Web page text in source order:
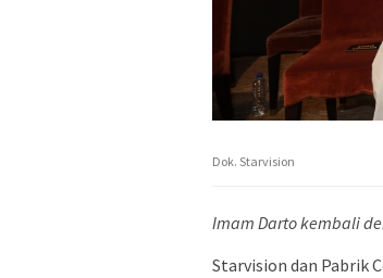
Dok. Starvision
Imam Darto kembali
Starvision dan Pabrik